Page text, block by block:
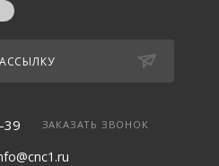
39 ЗАКАЗАТЬ ЗВОНОК